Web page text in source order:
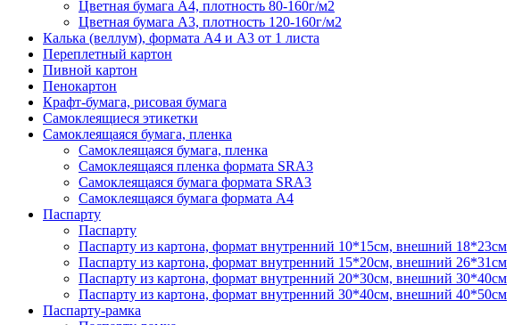
Цветная бумага А4, плотность 80-160г/м2
Цветная бумага А3, плотность 120-160г/м2
Калька (веллум), формата А4 и А3 от 1 листа
Переплетный картон
Пивной картон
Пенокартон
Крафт-бумага, рисовая бумага
Самоклеящиеся этикетки
Самоклеящаяся бумага, пленка
Самоклеящаяся бумага, пленка
Самоклеящаяся пленка формата SRА3
Самоклеящаяся бумага формата SRА3
Самоклеящаяся бумага формата А4
Паспарту
Паспарту
Паспарту из картона, формат внутренний 10*15см, внешний 18*23см
Паспарту из картона, формат внутренний 15*20см, внешний 26*31см
Паспарту из картона, формат внутренний 20*30см, внешний 30*40см
Паспарту из картона, формат внутренний 30*40см, внешний 40*50см
Паспарту-рамка